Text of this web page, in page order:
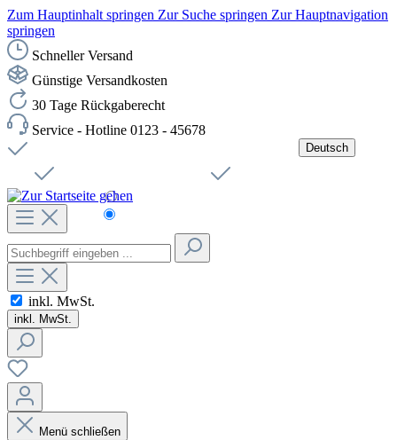
Zum Hauptinhalt springen Zur Suche springen Zur Hauptnavigation
springen
Schneller Versand
Günstige Versandkosten
30 Tage Rückgaberecht
Service - Hotline 0123 - 45678
Deutsch
Čeština
inkl. MwSt.
inkl. MwSt.
Menü schließen